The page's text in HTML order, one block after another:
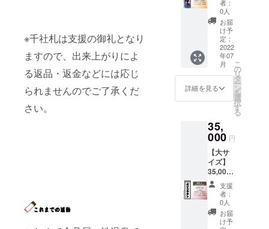
※千社札は支援の御礼となり
ますので、出来上がりによ
る返品・返金などには応じ
られませんのでご了承くだ
さい。
は支援
の御礼
となり
ますの
で、出
来上が
りによ
る返
品・返
ません
のでご
了承く
ださ
い。
が金具
屋の取
材、ロ
ケなど
で映り
込む場
合があ
りま
す。勝
許諾と
させて
いただ
きま
す。 ・
千社札
は支援
の御礼
となり
ますの
で、出
ギフト
などで
ご本人
と別の
名入れ
をする
場合
は、事
由を備
考欄に
ご記載
い。 ・
公序良
俗に反
する文
字につ
いては
制作で
きませ
ん。 ・
廊下へ
の貼付
アドレ
ス、お
電話番
号をご
入力く
ださ
い。 ・
個人名
だけで
なく連
名、会
団体名
も可能
です。
ただ
し、本
人とは
無関係
な著名
人や著
作権に
かかる
※ご注意
事項 ・
名入れ
時にデ
ザイン
のやり
取りを
いたし
ますの
で、お
間違え
よう
メール
アドレ
ス、お
電話番
号をご
入力く
ださ
い。 ・
個人名
だけで
ナー：
KANAZ
AWA
from
Tokyo
Syokud
o 映像
作家、
ナー。
2009年
渋響か
ら参加
してい
るグラ
フィッ
ク映像
制作
チーム
「東京
食堂」
のメン
バー。
です。
製作前
にデー
タで確
認して
いただ
きま
す。 ----
ナー：
きゅう
九代
目。デ
ザイ
ナーで
はない
はずで
すがし
ぶざる
くんの
デザイ
ンやモ
※※※※※
必ず
【備考
欄】に
名入れ
文字を
指定し
てくだ
※※※※※※
※※※※※※
名入れ
は肩書
をいれ
たり連
名にす
ること
も可能
です。
製作前
にデー
タで確
はでき
ませ
ん） 名
前入り
札大・
中・小
を各4枚
ご住所
に送付
を各1枚
をご住
所に送
付
※※※※※※
※※※※※※
※※※※※※
※※※※※
必ず
【備考
欄】に
の民話
をモ
チーフ
にした
デザイ
支援御
礼』 オ
リジナ
作 金具
屋に1年
間貼付
貼付場
所：金
具屋1階
廊下
（場所
の指定
はでき
ませ
陽と
湯】大
サイズ
貼付 貼
付札寸
法：約
70mm
縦
192mm
概要：
を足元
に巨大
な湯け
むりが
立ち上
る様子
をあら
わした
アート
札 『ご
支援御
者：
0人
お届
け予
定：
2022
年07
月
詳細を見る
こ
の
リ
タ
ー
ン
を
選
択
す
る
35,
000 円
【大サ
イズ】
35,000
円 千社
札【極
楽】大
サイズ
貼付 貼
支援
者：
0人
お届
け予